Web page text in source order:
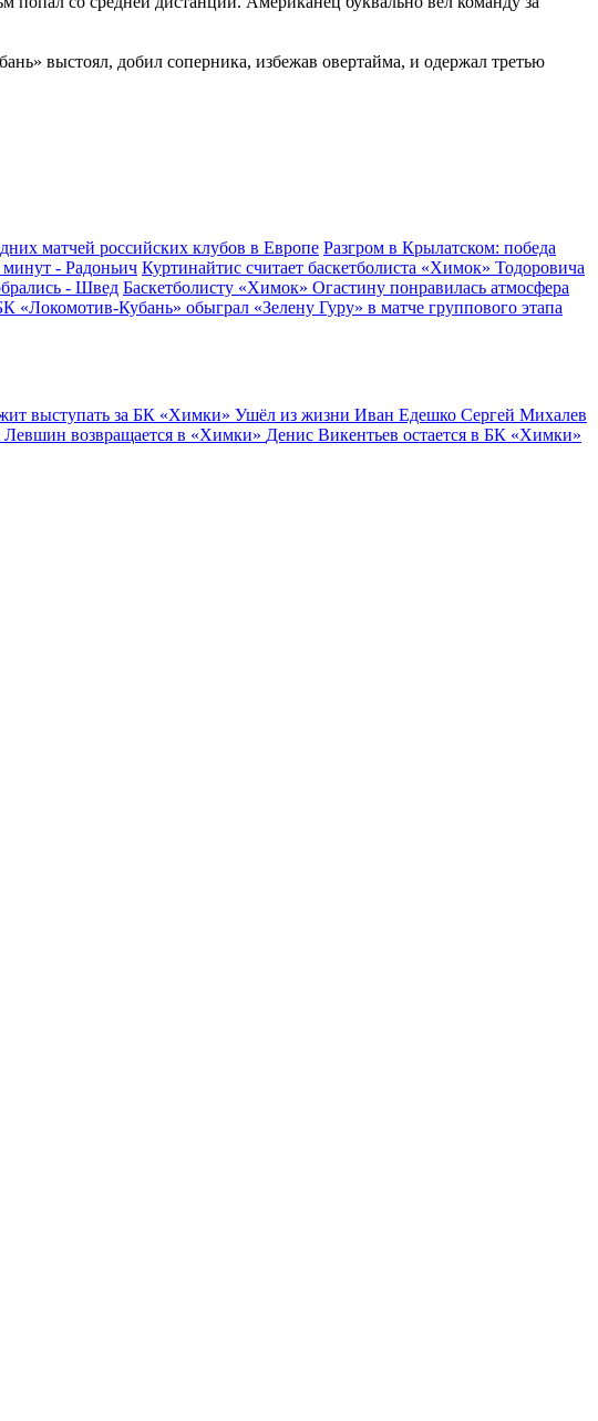
выстоял, добил соперника, избежав овертайма, и одержал третью
матчей российских клубов в Европе Разгром в Крылатском: победа
- Радоньич Куртинайтис считает баскетболиста «Химок» Тодоровича
- Швед Баскетболисту «Химок» Огастину понравилась атмосфера
«Локомотив-Кубань» обыграл «Зелену Гуру» в матче группового этапа
выступать за БК «Химки» Ушёл из жизни Иван Едешко Сергей Михалев
Левшин возвращается в «Химки» Денис Викентьев остается в БК «Химки»